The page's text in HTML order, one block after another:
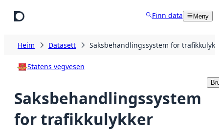
Finn data Meny
Heim Datasett Saksbehandlingssystem for
Statens vegvesen
Saksbehandlingssystem
for trafikkulykker